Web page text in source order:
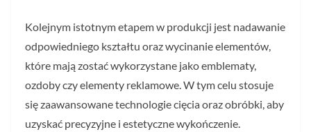
Kolejnym istotnym etapem w produkcji jest nadawanie
odpowiedniego kształtu oraz wycinanie elementów,
które mają zostać wykorzystane jako emblematy,
ozdoby czy elementy reklamowe. W tym celu stosuje
się zaawansowane technologie cięcia oraz obróbki, aby
uzyskać precyzyjne i estetyczne wykończenie.